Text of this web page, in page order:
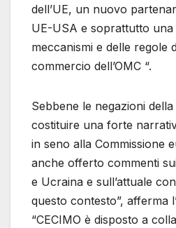
dell’UE, un nuovo
UE-USA e soprattutto
meccanismi e delle regole
commercio dell’OMC “.
Sebbene le negazioni
costituire una forte
in seno alla Commissione
anche offerto commenti
e Ucraina e sull’attuale
questo contesto”, afferma
“CECIMO è disposto a